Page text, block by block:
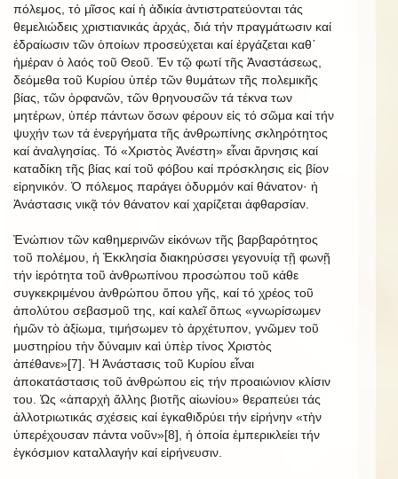
πόλεμος, τό μῖσος καί ἡ ἀδικία ἀντιστρατεύονται τάς
θεμελιώδεις χριστιανικάς ἀρχάς, διά τήν πραγμάτωσιν καί
ἑδραίωσιν τῶν ὁποίων προσεύχεται καί ἐργάζεται καθ᾿
ἡμέραν ὁ λαός τοῦ Θεοῦ. Ἐν τῷ φωτί τῆς Ἁναστάσεως,
δεόμεθα τοῦ Κυρίου ὑπέρ τῶν θυμάτων τῆς πολεμικῆς
βίας, τῶν ὀρφανῶν, τῶν θρηνουσῶν τά τέκνα των
μητέρων, ὑπέρ πάντων ὅσων φέρουν εἰς τό σῶμα καί τήν
ψυχήν των τά ἐνεργήματα τῆς ἀνθρωπίνης σκληρότητος
καί ἀναλγησίας. Τό «Χριστὸς Ἀνέστη» εἶναι ἄρνησις καί
καταδίκη τῆς βίας καί τοῦ φόβου καί πρόσκλησις εἰς βίον
εἰρηνικόν. Ὁ πόλεμος παράγει ὀδυρμόν καί θάνατον· ἡ
Ἀνάστασις νικᾷ τόν θάνατον καί χαρίζεται ἀφθαρσίαν.
Ἐνώπιον τῶν καθημερινῶν εἰκόνων τῆς βαρβαρότητος
τοῦ πολέμου, ἡ Ἐκκλησία διακηρύσσει γεγονυίᾳ τῇ φωνῇ
τήν ἱερότητα τοῦ ἀνθρωπίνου προσώπου τοῦ κάθε
συγκεκριμένου ἀνθρώπου ὅπου γῆς, καί τό χρέος τοῦ
ἀπολύτου σεβασμοῦ της, καί καλεῖ ὅπως «γνωρίσωμεν
ἡμῶν τὸ ἀξίωμα, τιμήσωμεν τὸ ἀρχέτυπον, γνῶμεν τοῦ
μυστηρίου τὴν δύναμιν καὶ ὑπὲρ τίνος Χριστὸς
ἀπέθανε»[7]. Ἡ Ἀνάστασις τοῦ Κυρίου εἶναι
ἀποκατάστασις τοῦ ἀνθρώπου εἰς τήν προαιώνιον κλίσιν
του. Ὡς «ἀπαρχὴ ἄλλης βιοτῆς αἰωνίου» θεραπεύει τάς
ἀλλοτριωτικάς σχέσεις καί ἐγκαθιδρύει τήν εἰρήνην «τὴν
ὑπερέχουσαν πάντα νοῦν»[8], ἡ ὁποία ἐμπερικλείει τήν
ἐγκόσμιον καταλλαγήν καί εἰρήνευσιν.